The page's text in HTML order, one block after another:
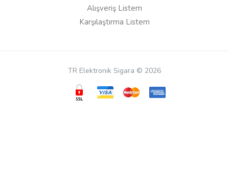
Alışveriş Listem
Karşılaştırma Listem
TR Elektronik Sigara © 2026